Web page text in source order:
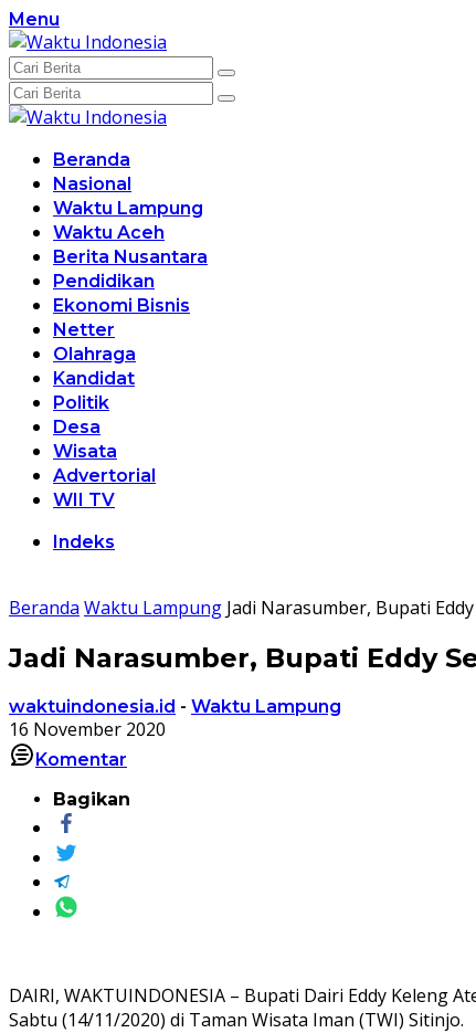
Langsung
ke
konten
Menu
Beranda
Nasional
Waktu Lampung
Waktu Aceh
Berita Nusantara
Pendidikan
Ekonomi Bisnis
Netter
Olahraga
Kandidat
Politik
Desa
Wisata
Advertorial
WII TV
Indeks
Beranda Waktu Lampung Jadi Narasumber, Bupati
Jadi Narasumber, Bupati Eddy
waktuindonesia.id - Waktu Lampung
16 November 2020
Komentar
Bagikan
DAIRI, WAKTUINDONESIA – Bupati Dairi Eddy
Sabtu (14/11/2020) di Taman Wisata Iman (TWI) Sitinjo.